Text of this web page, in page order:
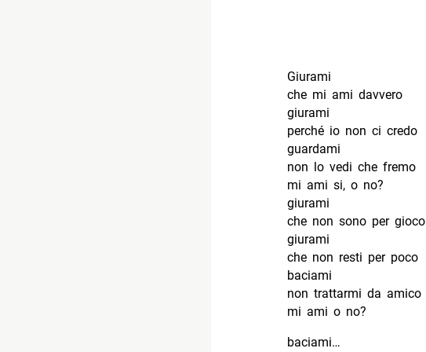
Giurami
che mi ami davvero
giurami
perché io non ci credo
guardami
non lo vedi che fremo
mi ami si, o no?
giurami
che non sono per gioco
giurami
che non resti per poco
baciami
non trattarmi da amico
mi ami o no?
baciami…